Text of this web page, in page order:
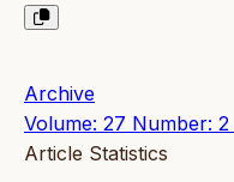
Archive
Volume: 27 Number: 2
Article Statistics